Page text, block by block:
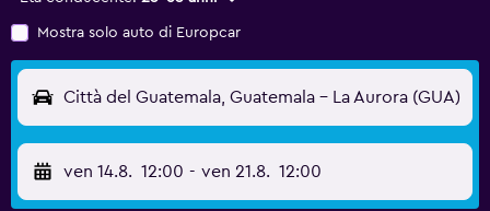
Mostra solo auto di Europcar
Città del Guatemala, Guatemala - La Aurora (GUA)
ven 14.8. 12:00 - ven 21.8. 12:00